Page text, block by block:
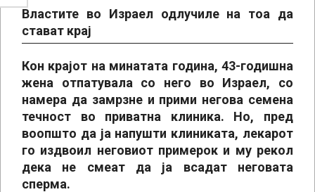
Властите во Израел одлучиле на тоа да
стават крај
Кон крајот на минатата година, 43-годишна
жена отпатувала со него во Израел, со
намера да замрзне и прими негова семена
течност во приватна клиника. Но, пред
воопшто да ја напушти клиниката, лекарот
го издвоил неговиот примерок и му рекол
дека не смеат да ја всадат неговата
сперма.